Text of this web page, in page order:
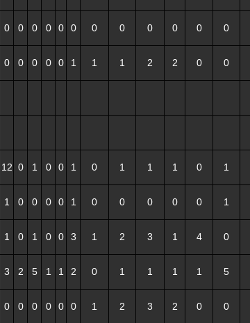
0 0 0 0 0 0 0 0 0 0 0 0
0 0 0 0 0 1 1 1 2 2 0 0
12 0 1 0 0 1 0 1 1 1 0 1
1 0 0 0 0 1 0 0 0 0 0 1
1 0 1 0 0 3 1 2 3 1 4 0
3 2 5 1 1 2 0 1 1 1 1 5
0 0 0 0 0 0 1 2 3 2 0 0